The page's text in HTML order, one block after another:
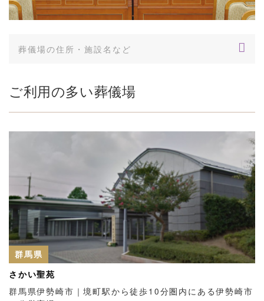
ご利用の多い葬儀場
群馬県
さかい聖苑
群馬県伊勢崎市｜境町駅から徒歩10分圏内にある伊勢崎市